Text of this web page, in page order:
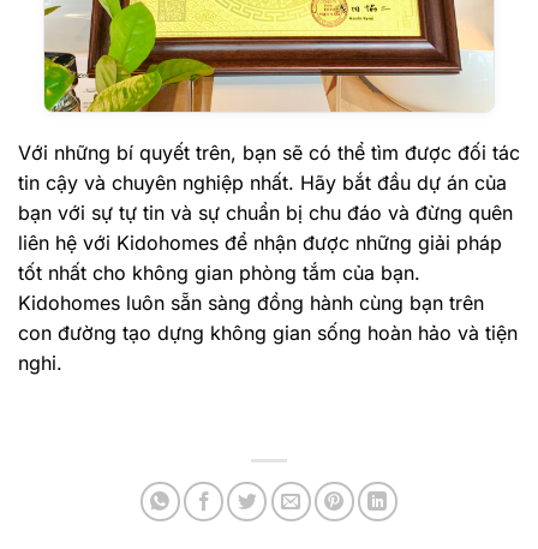
Với những bí quyết trên, bạn sẽ có thể tìm được đối tác
tin cậy và chuyên nghiệp nhất. Hãy bắt đầu dự án của
bạn với sự tự tin và sự chuẩn bị chu đáo và đừng quên
liên hệ với Kidohomes để nhận được những giải pháp
tốt nhất cho không gian phòng tắm của bạn.
Kidohomes luôn sẵn sàng đồng hành cùng bạn trên
con đường tạo dựng không gian sống hoàn hảo và tiện
nghi.